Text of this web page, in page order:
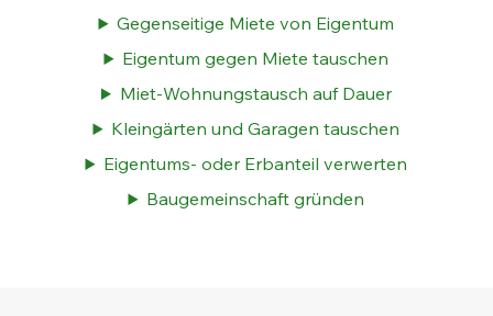
Gegenseitige Miete von Eigentum
Eigentum gegen Miete tauschen
Miet-Wohnungstausch auf Dauer
Kleingärten und Garagen tauschen
Eigentums- oder Erbanteil verwerten
Baugemeinschaft gründen